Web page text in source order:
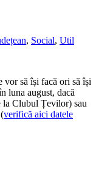
, Social, Util
să își facă ori să își
luna august, dacă
la Clubul Țevilor) sau
verifică aici datele